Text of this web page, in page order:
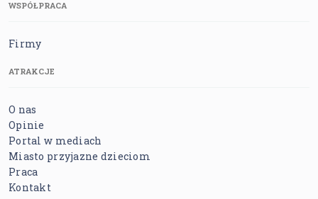
WSPÓŁPRACA
Firmy
ATRAKCJE
O nas
Opinie
Portal w mediach
Miasto przyjazne dzieciom
Praca
Kontakt